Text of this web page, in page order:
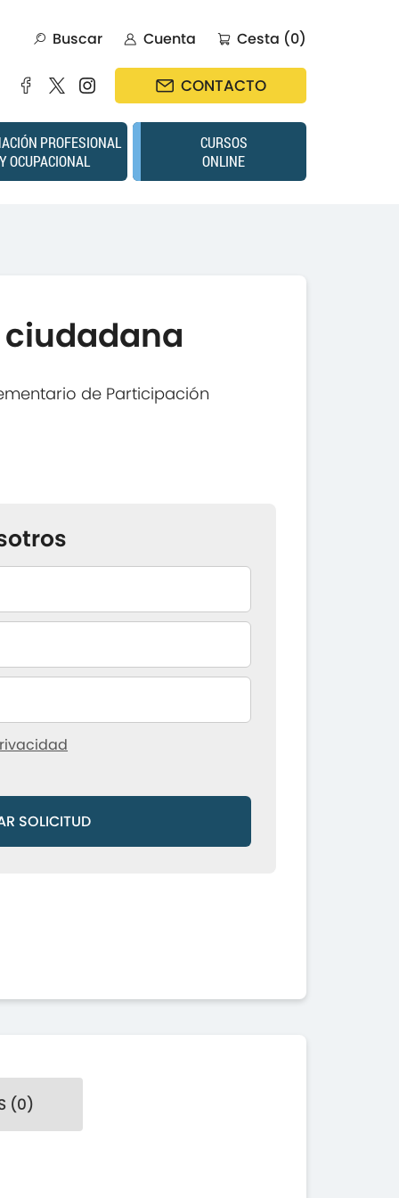
Buscar Cuenta Cesta (0)
CONTACTO
PROFESIONAL
Y OCUPACIONAL
CURSOS
ONLINE
de Participación
SOLICITUD
(0)